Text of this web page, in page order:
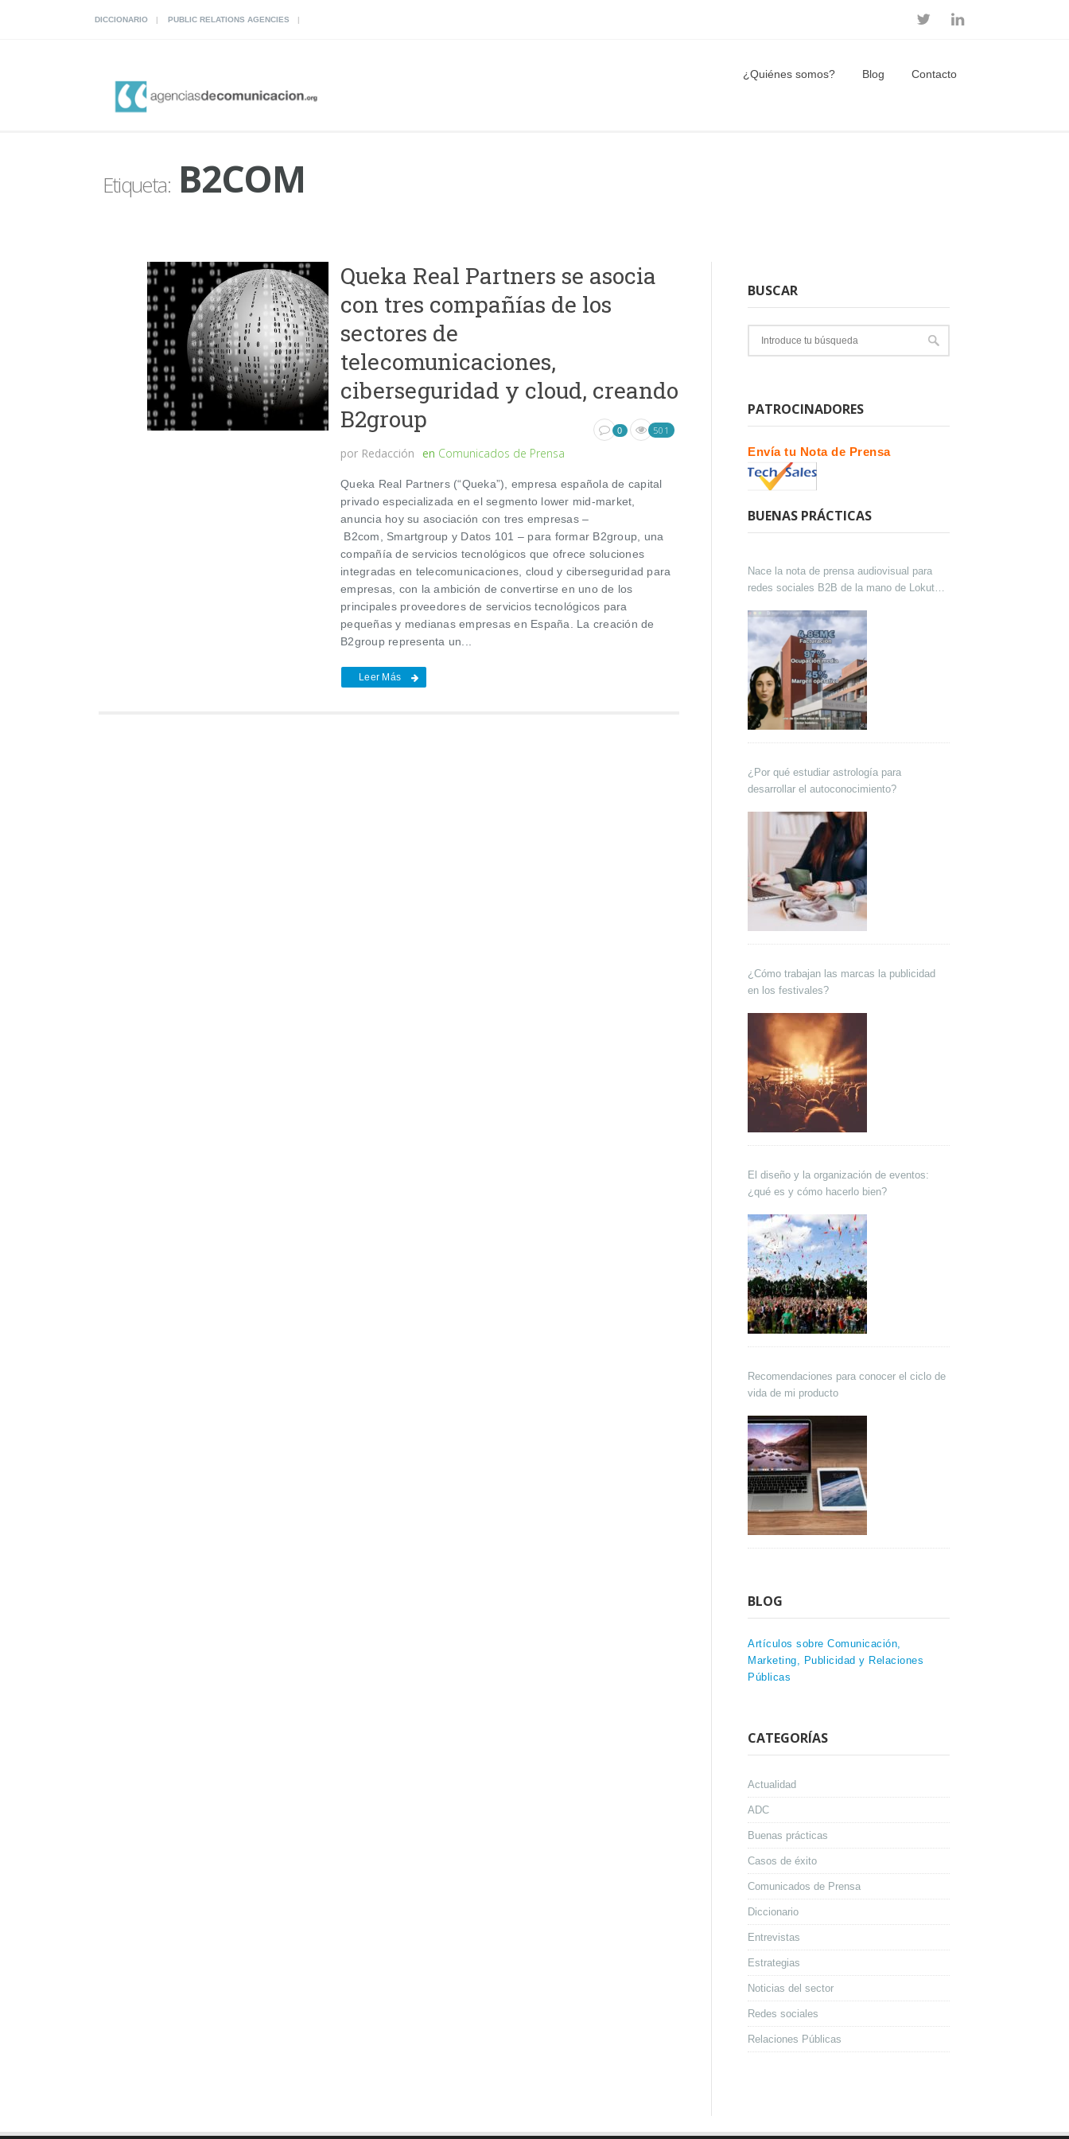
DICCIONARIO PUBLIC RELATIONS AGENCIES
¿Quiénes somos? Blog Contacto
Etiqueta:B2COM
Queka Real Partners se asocia
con tres compañías de los
sectores de
telecomunicaciones,
ciberseguridad y cloud, creando
B2group
por Redacción en Comunicados de Prensa
0 501
Queka Real Partners (“Queka”), empresa española de capital
privado especializada en el segmento lower mid-market,
anuncia hoy su asociación con tres empresas –
B2com, Smartgroup y Datos 101 – para formar B2group, una
compañía de servicios tecnológicos que ofrece soluciones
integradas en telecomunicaciones, cloud y ciberseguridad para
empresas, con la ambición de convertirse en uno de los
principales proveedores de servicios tecnológicos para
pequeñas y medianas empresas en España. La creación de
B2group representa un...
Leer Más
BUSCAR
PATROCINADORES
Envía tu Nota de Prensa
BUENAS PRÁCTICAS
Nace la nota de prensa audiovisual para
redes sociales B2B de la mano de Lokutor
¿Por qué estudiar astrología para
desarrollar el autoconocimiento?
¿Cómo trabajan las marcas la publicidad
en los festivales?
El diseño y la organización de eventos:
¿qué es y cómo hacerlo bien?
Recomendaciones para conocer el ciclo de
vida de mi producto
BLOG
Artículos sobre Comunicación,
Marketing, Publicidad y Relaciones
Públicas
CATEGORÍAS
Actualidad
ADC
Buenas prácticas
Casos de éxito
Comunicados de Prensa
Diccionario
Entrevistas
Estrategias
Noticias del sector
Redes sociales
Relaciones Públicas